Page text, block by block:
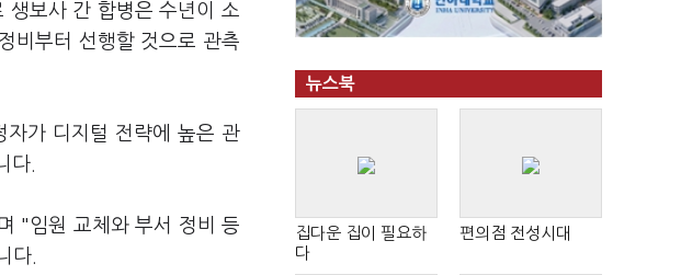
생보사 간 합병은 수년이 소
비부터 선행할 것으로 관측
자가 디지털 전략에 높은 관
다.
"임원 교체와 부서 정비 등
다.
뉴스북
집다운 집이 필요하
다
편의점 전성시대